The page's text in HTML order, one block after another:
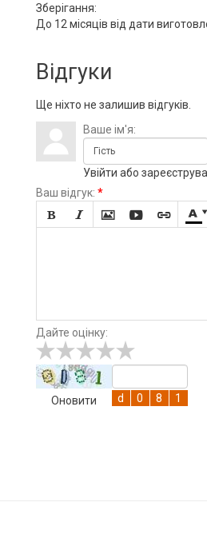
Зберігання:
До 12 місяців від дати
Відгуки
Ще ніхто не залишив відгуків.
Ваше ім'я:
Увійти або
Ваш відгук: *
      
Дайте оцінку:
Оновити